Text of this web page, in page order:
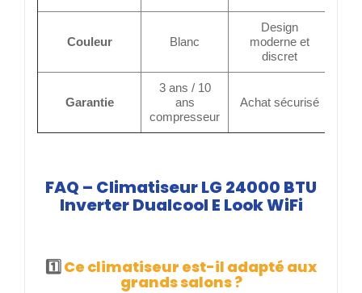
Couleur Blanc
Design
moderne et
discret
Garantie
3 ans / 10
ans
compresseur
Achat sécurisé
FAQ – Climatiseur LG 24000 BTU
Inverter Dualcool E Look WiFi
1️Ce climatiseur est-il adapté aux
grands salons ?